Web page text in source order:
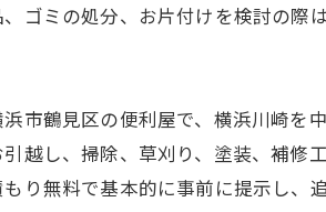
ゴミの処分、お片付けを検討の際
市鶴見区の便利屋で、横浜川崎を
越し、掃除、草刈り、塗装、補修
り無料で基本的に事前に提示し、